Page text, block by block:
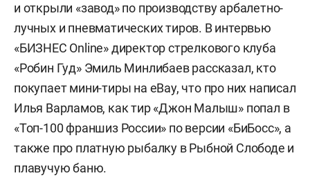
и открыли «завод» по производству арбалетно-
лучных и пневматических тиров. В интервью
«БИЗНЕС Online» директор стрелкового клуба
«Робин Гуд» Эмиль Минлибаев рассказал, кто
покупает мини-тиры на eBay, что про них написал
Илья Варламов, как тир «Джон Малыш» попал в
«Топ-100 франшиз России» по версии «БиБосс», а
также про платную рыбалку в Рыбной Слободе и
плавучую баню.